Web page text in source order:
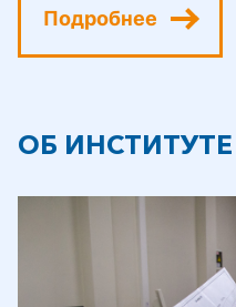
Подробнее
ОБ ИНСТИТУТЕ